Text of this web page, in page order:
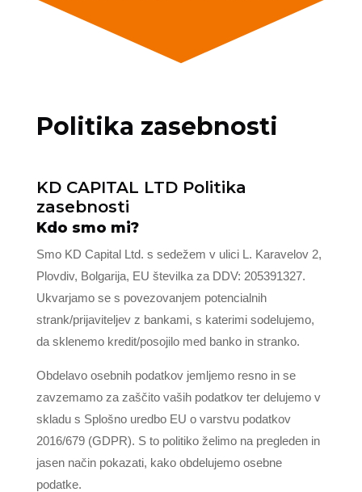
Politika zasebnosti
KD CAPITAL LTD Politika
zasebnosti
Kdo smo mi?
Smo KD Capital Ltd. s sedežem v ulici L. Karavelov 2,
Plovdiv, Bolgarija, EU številka za DDV: 205391327.
Ukvarjamo se s povezovanjem potencialnih
strank/prijaviteljev z bankami, s katerimi sodelujemo,
da sklenemo kredit/posojilo med banko in stranko.
Obdelavo osebnih podatkov jemljemo resno in se
zavzemamo za zaščito vaših podatkov ter delujemo v
skladu s Splošno uredbo EU o varstvu podatkov
2016/679 (GDPR). S to politiko želimo na pregleden in
jasen način pokazati, kako obdelujemo osebne
podatke.